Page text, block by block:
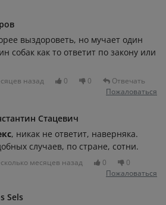
выздороветь, но мучает один
собак как то ответит по закону или
назад 0 0
Отвечать
Пожаловаться
Стацевич
, никак не ответит, наверняка.
случаев, по стране, сотни.
месяцев назад 0
0
Пожаловаться
Sels